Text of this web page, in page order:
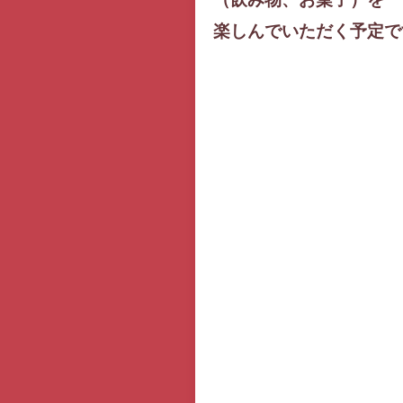
楽しんでいただく予定